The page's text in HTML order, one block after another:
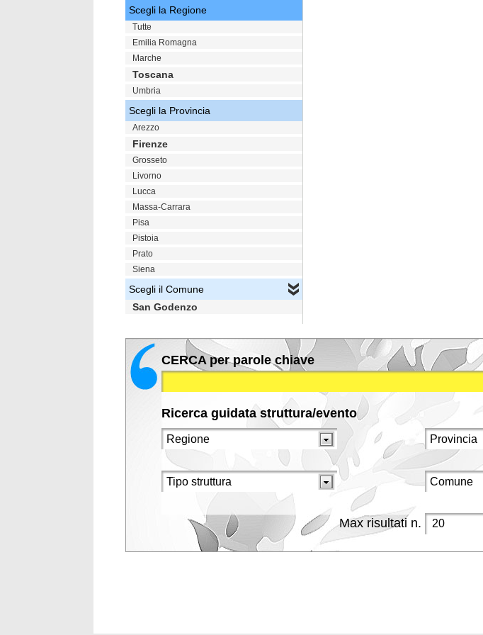
Scegli la Regione
Tutte
Emilia Romagna
Marche
Toscana
Umbria
Scegli la Provincia
Arezzo
Firenze
Grosseto
Livorno
Lucca
Massa-Carrara
Pisa
Pistoia
Prato
Siena
Scegli il Comune
San Godenzo
CERCA per parole chiave
Ricerca guidata struttura/evento
Max risultati n.